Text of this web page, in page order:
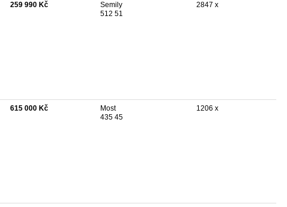
259 990 Kč
Semily
512 51
2847 x
615 000 Kč
Most
435 45
1206 x